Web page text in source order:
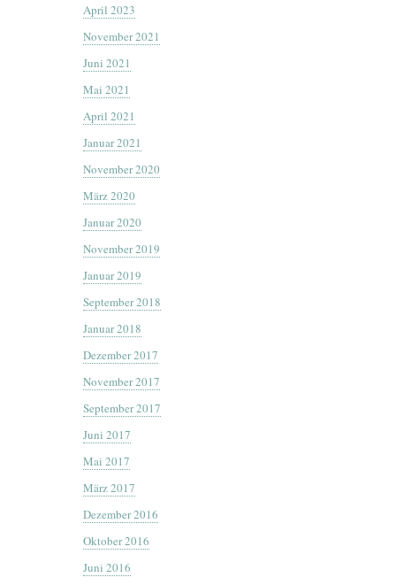
April 2023
November 2021
Juni 2021
Mai 2021
April 2021
Januar 2021
November 2020
März 2020
Januar 2020
November 2019
Januar 2019
September 2018
Januar 2018
Dezember 2017
November 2017
September 2017
Juni 2017
Mai 2017
März 2017
Dezember 2016
Oktober 2016
Juni 2016